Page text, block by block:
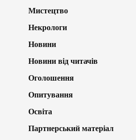
Мистецтво
Некрологи
Новини
Новини від читачів
Оголошення
Опитування
Освіта
Партнерський матеріал